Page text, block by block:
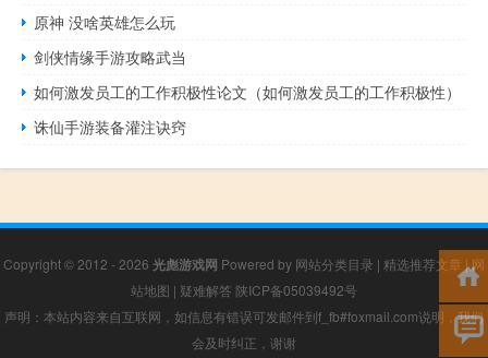
原神 没啥英雄怎么玩
剑侠情缘手游攻略武当
如何激发员工的工作积极性论文（如何激发员工的工作积极性）
诛仙手游装备灌注诀窍
Copyright © 2012 - 2026 光彪游戏网 Powered by 网站分类目录 | 精选推荐文章 |网
站地图 | 疑难解答 陕ICP备05039492号
声明：本站内容来自互联网，如信息有错误可发邮件到f_fb#foxmail.com说明，我们
会及时纠正，谢谢